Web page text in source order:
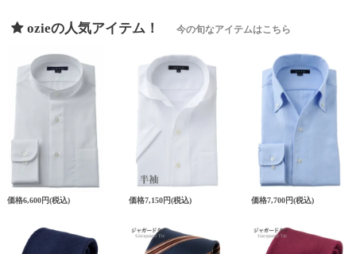
ozieの人気アイテム！ 今の旬なアイテムはこちら
価格6,600円(税込) 価格7,150円(税込) 価格7,700円(税込)